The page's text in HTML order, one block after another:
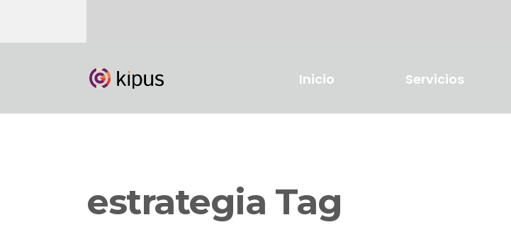
Inicio Servicios
estrategia Tag